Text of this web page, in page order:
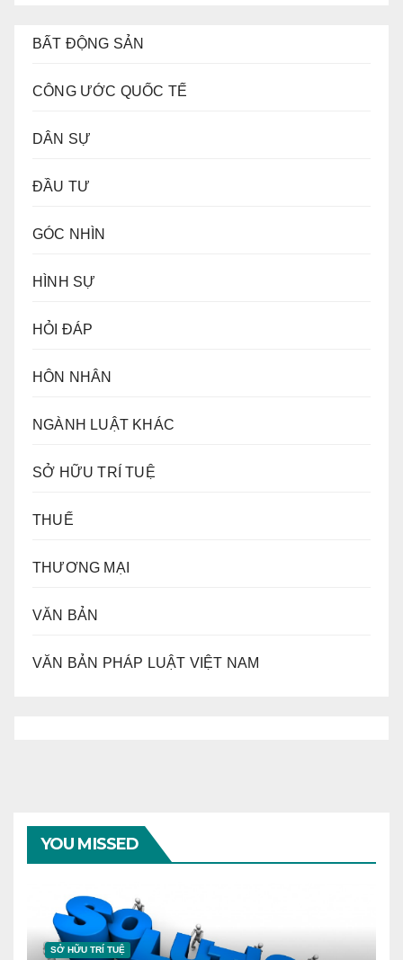
BẤT ĐỘNG SẢN
CÔNG ƯỚC QUỐC TẾ
DÂN SỰ
ĐẦU TƯ
GÓC NHÌN
HÌNH SỰ
HỎI ĐÁP
HÔN NHÂN
NGÀNH LUẬT KHÁC
SỞ HỮU TRÍ TUỆ
THUẾ
THƯƠNG MẠI
VĂN BẢN
VĂN BẢN PHÁP LUẬT VIỆT NAM
YOU MISSED
SỞ HỮU TRÍ TUỆ